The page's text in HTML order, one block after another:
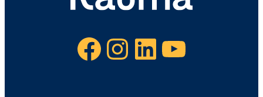
Facebook Instagram LinkedIn YouTube